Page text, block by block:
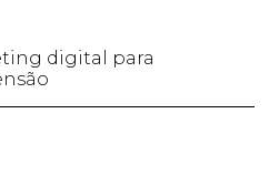
digital para